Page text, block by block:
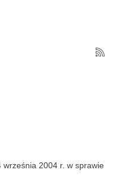
2004 r. w sprawie